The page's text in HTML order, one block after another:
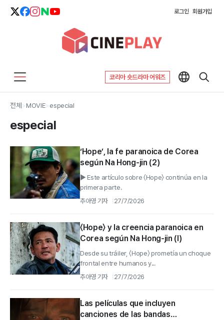
로그인 회원가입
코리아 숏드라마 어워즈
전체>MOVIE>especial
especial
‘Hope’, la fe paranoica de Corea
según Na Hong-jin (2)
▶ Este artículo sobre 〈Hope〉 continúa en la
primera parte.
추아영 기자 27/7/2026
〈Hope〉 y la creencia paranoica en
Corea según Na Hong-jin (I)
Desde su tráiler, 〈Hope〉 prometía un choque
frontal entre humanos y...
추아영 기자 27/7/2026
Las películas que incluyen
canciones de las bandas